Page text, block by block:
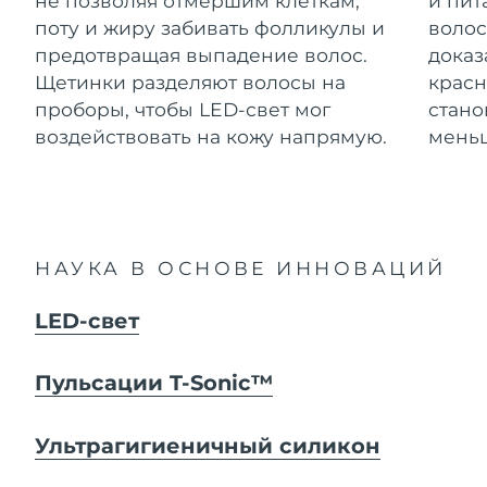
поту и жиру забивать фолликулы и
предотвращая выпадение волос.
Щетинки разделяют волосы на
проборы, чтобы LED-свет мог
воздействовать на кожу напрямую.
НАУКА В ОСНОВЕ ИННОВАЦИЙ
LED-свет
Пульсации T-Sonic™
Ультрагигиеничный силикон
For healthy hair
18% PAP
Косметика Для мужчин
FOREO APP
Гибралтар
Ожидаемая дата доставки
8/12/26
Греция
Ожидаемая дата доставки
8/8/26
Гонконг (САР)
Ожидаемая дата доставки
Ожидаемая дата доставки